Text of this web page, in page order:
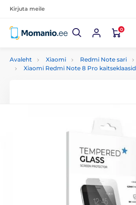
Kirjuta meile
0
Avaleht Xiaomi Redmi Note sari
Xiaomi Redmi Note 8 Pro kaitseklaasid